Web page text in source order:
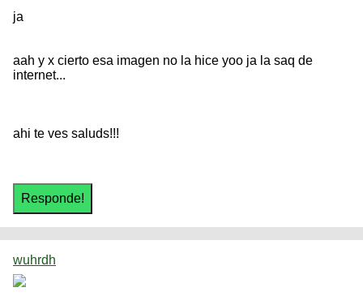
ja
aah y x cierto esa imagen no la hice yoo ja la saq de
internet...
ahi te ves saluds!!!
wuhrdh